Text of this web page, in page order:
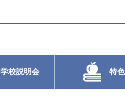
学校説明会 特色